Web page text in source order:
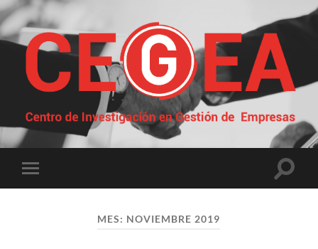
Centro
de
Investigación
Empresas
Alternar
el
MES: NOVIEMBRE 2019